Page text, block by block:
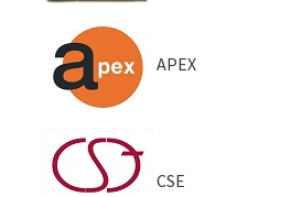
APEX
CSE